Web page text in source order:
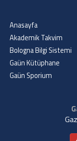
Anasayfa
Akademik Takvim
Bologna Bilgi Sistemi
Gaün Kütüphane
Gaün Sporium